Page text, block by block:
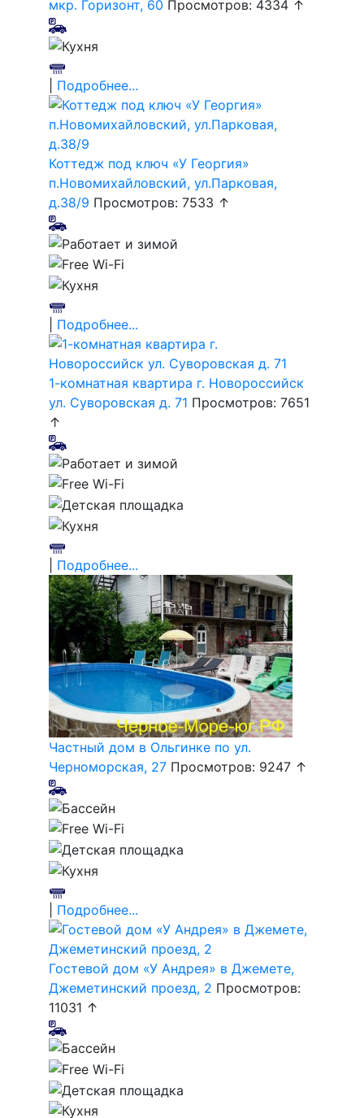
мкр. Горизонт, 60 Просмотров: 4334 ↑
Подробнее...
Коттедж под ключ «У Георгия»
п.Новомихайловский, ул.Парковая,
д.38/9 Просмотров: 7533 ↑
Подробнее...
1-комнатная квартира г. Новороссийск
ул. Суворовская д. 71 Просмотров: 7651
↑
Подробнее...
Частный дом в Ольгинке по ул.
Черноморская, 27 Просмотров: 9247 ↑
Подробнее...
Гостевой дом «У Андрея» в Джемете,
Джеметинский проезд, 2 Просмотров:
11031 ↑